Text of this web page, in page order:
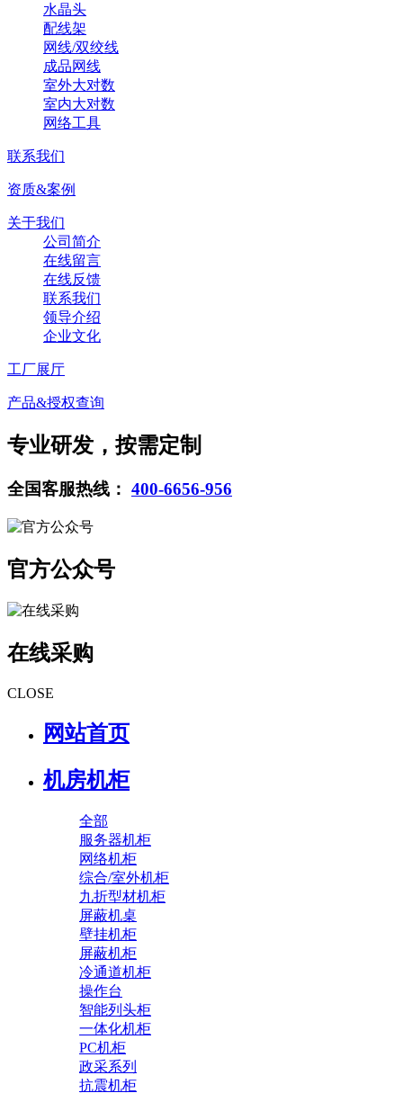
水晶头
配线架
网线/双绞线
成品网线
室外大对数
室内大对数
网络工具
联系我们
资质&案例
关于我们
公司简介
在线留言
在线反馈
联系我们
领导介绍
企业文化
工厂展厅
产品&授权查询
专业研发，按需定制
全国客服热线： 400-6656-956
官方公众号
在线采购
CLOSE
网站首页
机房机柜
全部
服务器机柜
网络机柜
综合/室外机柜
九折型材机柜
屏蔽机桌
壁挂机柜
屏蔽机柜
冷通道机柜
操作台
智能列头柜
一体化机柜
PC机柜
政采系列
抗震机柜